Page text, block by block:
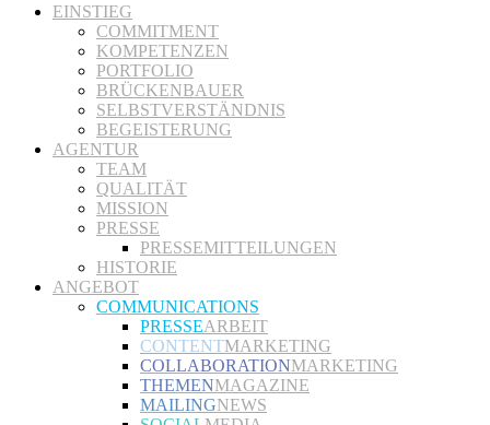
EINSTIEG
COMMITMENT
KOMPETENZEN
PORTFOLIO
BRÜCKENBAUER
SELBSTVERSTÄNDNIS
BEGEISTERUNG
AGENTUR
TEAM
QUALITÄT
MISSION
PRESSE
PRESSEMITTEILUNGEN
HISTORIE
ANGEBOT
COMMUNICATIONS
PRESSEARBEIT
CONTENTMARKETING
COLLABORATIONMARKETING
THEMENMAGAZINE
MAILINGNEWS